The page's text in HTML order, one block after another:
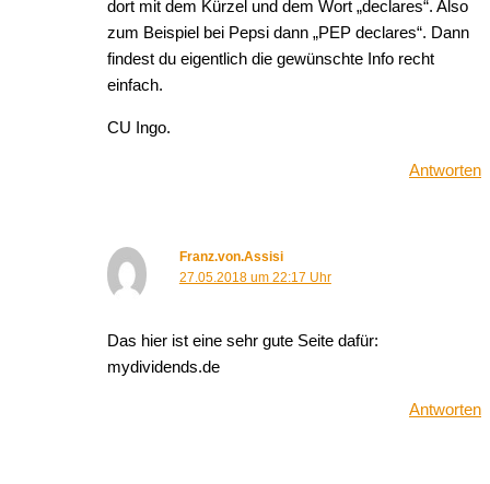
dort mit dem Kürzel und dem Wort „declares“. Also
zum Beispiel bei Pepsi dann „PEP declares“. Dann
findest du eigentlich die gewünschte Info recht
einfach.
CU Ingo.
Antworten
Franz.von.Assisi
27.05.2018 um 22:17 Uhr
Das hier ist eine sehr gute Seite dafür:
mydividends.de
Antworten